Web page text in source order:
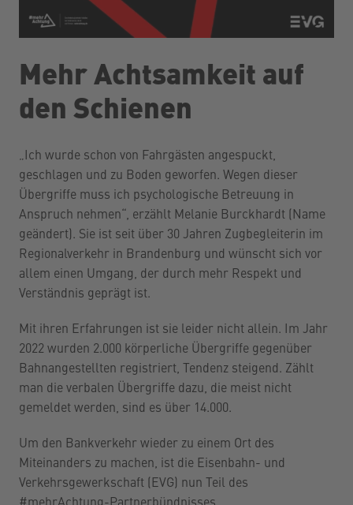
Mehr Achtsamkeit auf
den Schienen
„Ich wurde schon von Fahrgästen angespuckt,
geschlagen und zu Boden geworfen. Wegen dieser
Übergriffe muss ich psychologische Betreuung in
Anspruch nehmen“, erzählt Melanie Burckhardt (Name
geändert). Sie ist seit über 30 Jahren Zugbegleiterin im
Regionalverkehr in Brandenburg und wünscht sich vor
allem einen Umgang, der durch mehr Respekt und
Verständnis geprägt ist.
Mit ihren Erfahrungen ist sie leider nicht allein. Im Jahr
2022 wurden 2.000 körperliche Übergriffe gegenüber
Bahnangestellten registriert, Tendenz steigend. Zählt
man die verbalen Übergriffe dazu, die meist nicht
gemeldet werden, sind es über 14.000.
Um den Bankverkehr wieder zu einem Ort des
Miteinanders zu machen, ist die Eisenbahn- und
Verkehrsgewerkschaft (EVG) nun Teil des